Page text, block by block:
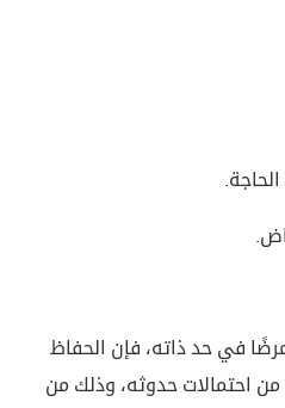
في حد ذاته، فإن الحفاظ
احتمالات حدوثه، وذلك من